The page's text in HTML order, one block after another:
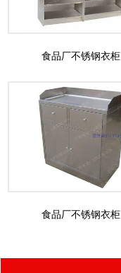
食品厂不锈钢衣柜
食品厂不锈钢衣柜